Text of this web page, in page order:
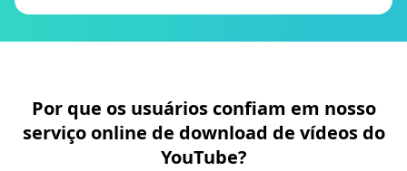
Por que os usuários confiam em nosso
serviço online de download de vídeos do
YouTube?